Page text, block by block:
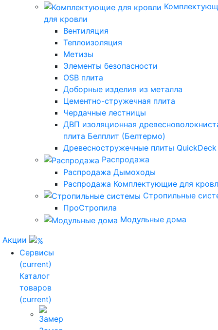
для кровли
Вентиляция
Теплоизоляция
Метизы
Элементы безопасности
OSB плита
Доборные изделия из металла
Цементно-стружечная плита
Чердачные лестницы
ДВП изоляционная
плита Белплит (Белтермо)
Древесностружечные плиты QuickDeck
Распродажа
Распродажа Дымоходы
Распродажа Комплектующие для
Стропильные
ПроСтропила
Модульные дома
Акции
Сервисы
(current)
Каталог
товаров
(current)